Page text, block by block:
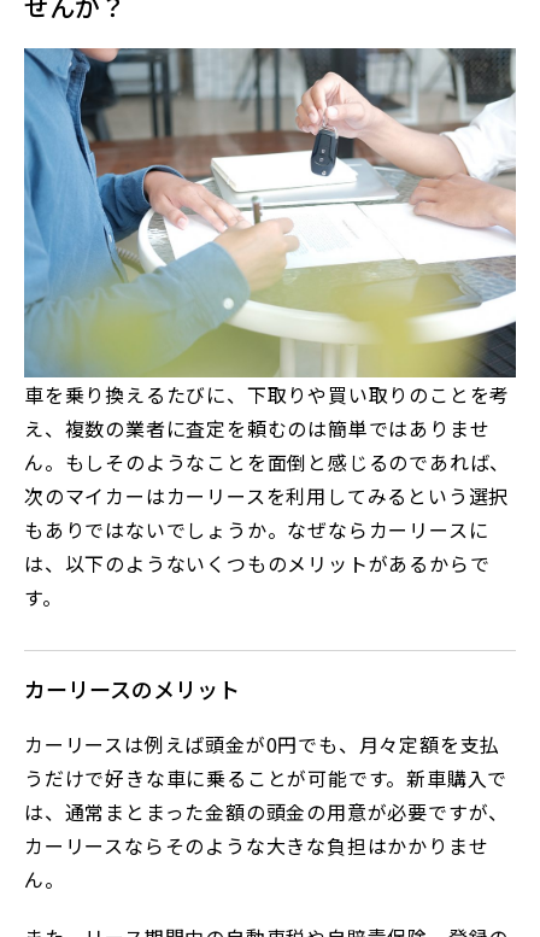
車を乗り換えるたびに、下取りや買い取りのことを考
え、複数の業者に査定を頼むのは簡単ではありませ
ん。もしそのようなことを面倒と感じるのであれば、
次のマイカーはカーリースを利用してみるという選択
もありではないでしょうか。なぜならカーリースに
は、以下のようないくつものメリットがあるからで
す。
カーリースのメリット
カーリースは例えば頭金が0円でも、月々定額を支払
うだけで好きな車に乗ることが可能です。新車購入で
は、通常まとまった金額の頭金の用意が必要ですが、
カーリースならそのような大きな負担はかかりませ
ん。